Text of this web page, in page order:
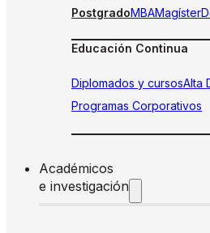
PostgradoMBAMagíster
Educación Continua
Diplomados y cursosAlta
Programas Corporativos
Académicos
e investigación